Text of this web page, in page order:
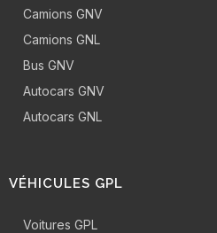
Camions GNV
Camions GNL
Bus GNV
Autocars GNV
Autocars GNL
VÉHICULES GPL
Voitures GPL